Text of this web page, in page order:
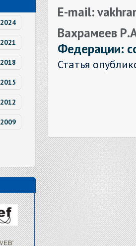
2024
2021
2018
2015
2012
2009
E-mail:
Вахрамеев
Федерации:
Статья